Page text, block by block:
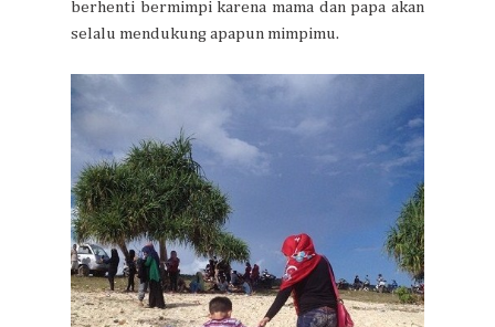
berhenti bermimpi karena mama dan papa akan
selalu mendukung apapun mimpimu.